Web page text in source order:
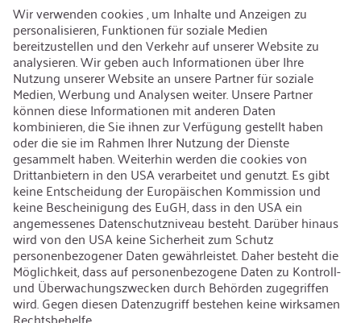
Nachhaltigkeit
Recycling
Nachhaltigkeit
Karriere
Offene Jobs
Kontakt
iSi Group
Produktkatalog
Garantieerweiterung
Unternehmenspolitik
Hinweisgebersystem